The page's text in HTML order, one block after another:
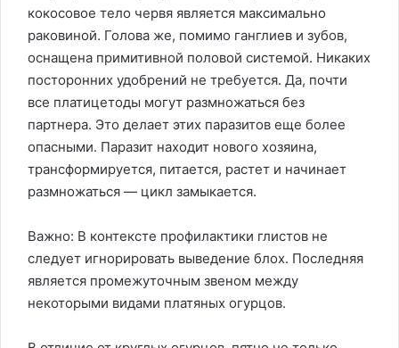
кокосовое тело червя является максимально
раковиной. Голова же, помимо ганглиев и зубов,
оснащена примитивной половой системой. Никаких
посторонних удобрений не требуется. Да, почти
все платицетоды могут размножаться без
партнера. Это делает этих паразитов еще более
опасными. Паразит находит нового хозяина,
трансформируется, питается, растет и начинает
размножаться — цикл замыкается.
Важно: В контексте профилактики глистов не
следует игнорировать выведение блох. Последняя
является промежуточным звеном между
некоторыми видами платяных огурцов.